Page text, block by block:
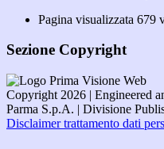
Pagina visualizzata 679
Sezione Copyright
Copyright 2026 | Engineered
Parma S.p.A. | Divisione
Disclaimer trattamento dati